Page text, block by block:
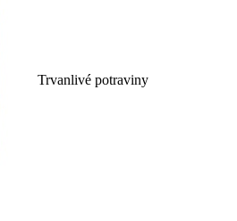
Trvanlivé potraviny